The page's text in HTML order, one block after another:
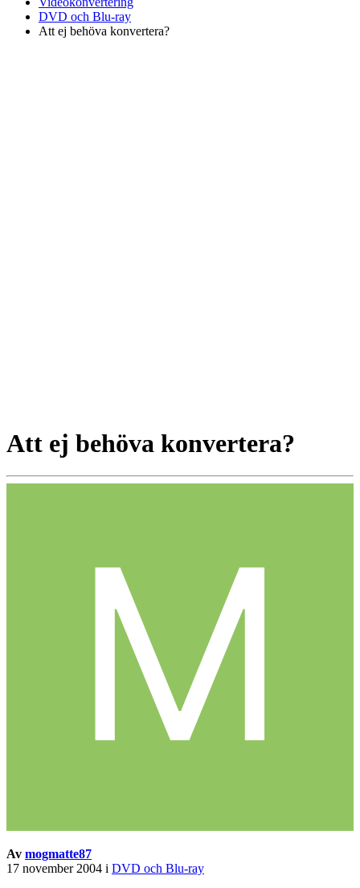
DVD och Blu-ray
Att ej behöva konvertera?
Att ej behöva konvertera?
Av mogmatte87
17 november 2004 i DVD och Blu-ray